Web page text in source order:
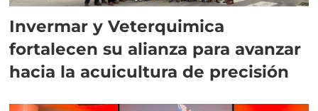
Invermar y Veterquimica
fortalecen su alianza para avanzar
hacia la acuicultura de precisión